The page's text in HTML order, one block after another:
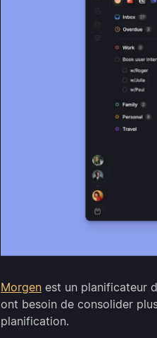
Morgen est un planificateur
ont besoin de consolider
planification.